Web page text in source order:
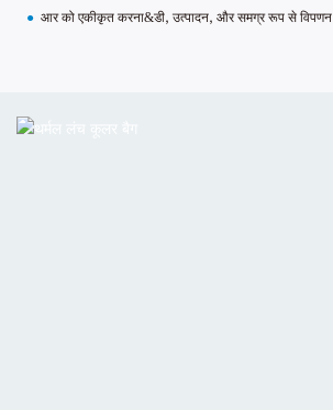
● आर को एकीकृत करना&डी, उत्पादन, और समग्र रूप से विपणन